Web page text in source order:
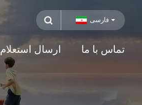
فارسی
ارسال استعلام تماس با ما